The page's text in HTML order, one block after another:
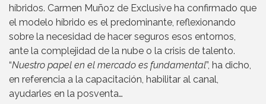
híbridos. Carmen Muñoz de Exclusive ha confirmado que
el modelo híbrido es el predominante, reflexionando
sobre la necesidad de hacer seguros esos entornos,
ante la complejidad de la nube o la crisis de talento.
“Nuestro papel en el mercado es fundamental”, ha dicho,
en referencia a la capacitación, habilitar al canal,
ayudarles en la posventa…